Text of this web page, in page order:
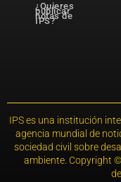
¿Quieres
publicar
notas de
IPS?
IPS es una institución
agencia mundial de
sociedad civil sobre
ambiente. Copyright